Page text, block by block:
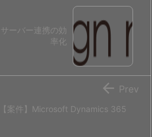
ーバー連携の効
率化
【案件】Microsoft Dynamics 365
 Prev